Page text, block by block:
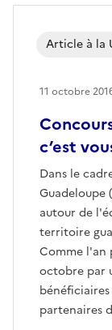
c’est
Dans le
Guadeloupe
autour de
territoire
Comme l'an
octobre par
partenaires
Article à la
11 octobre